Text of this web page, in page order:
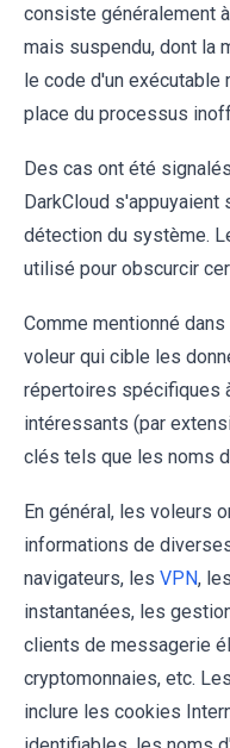
consiste généralement
mais suspendu, dont la
le code d'un exécutable
place du processus
Des cas ont été
DarkCloud s'appuyaient
détection du système.
utilisé pour obscurcir
Comme mentionné
voleur qui cible les
répertoires spécifiques
intéressants (par
clés tels que les noms
En général, les voleurs
informations de
navigateurs, les VPN, les
instantanées, les
clients de messagerie
cryptomonnaies, etc.
inclure les cookies